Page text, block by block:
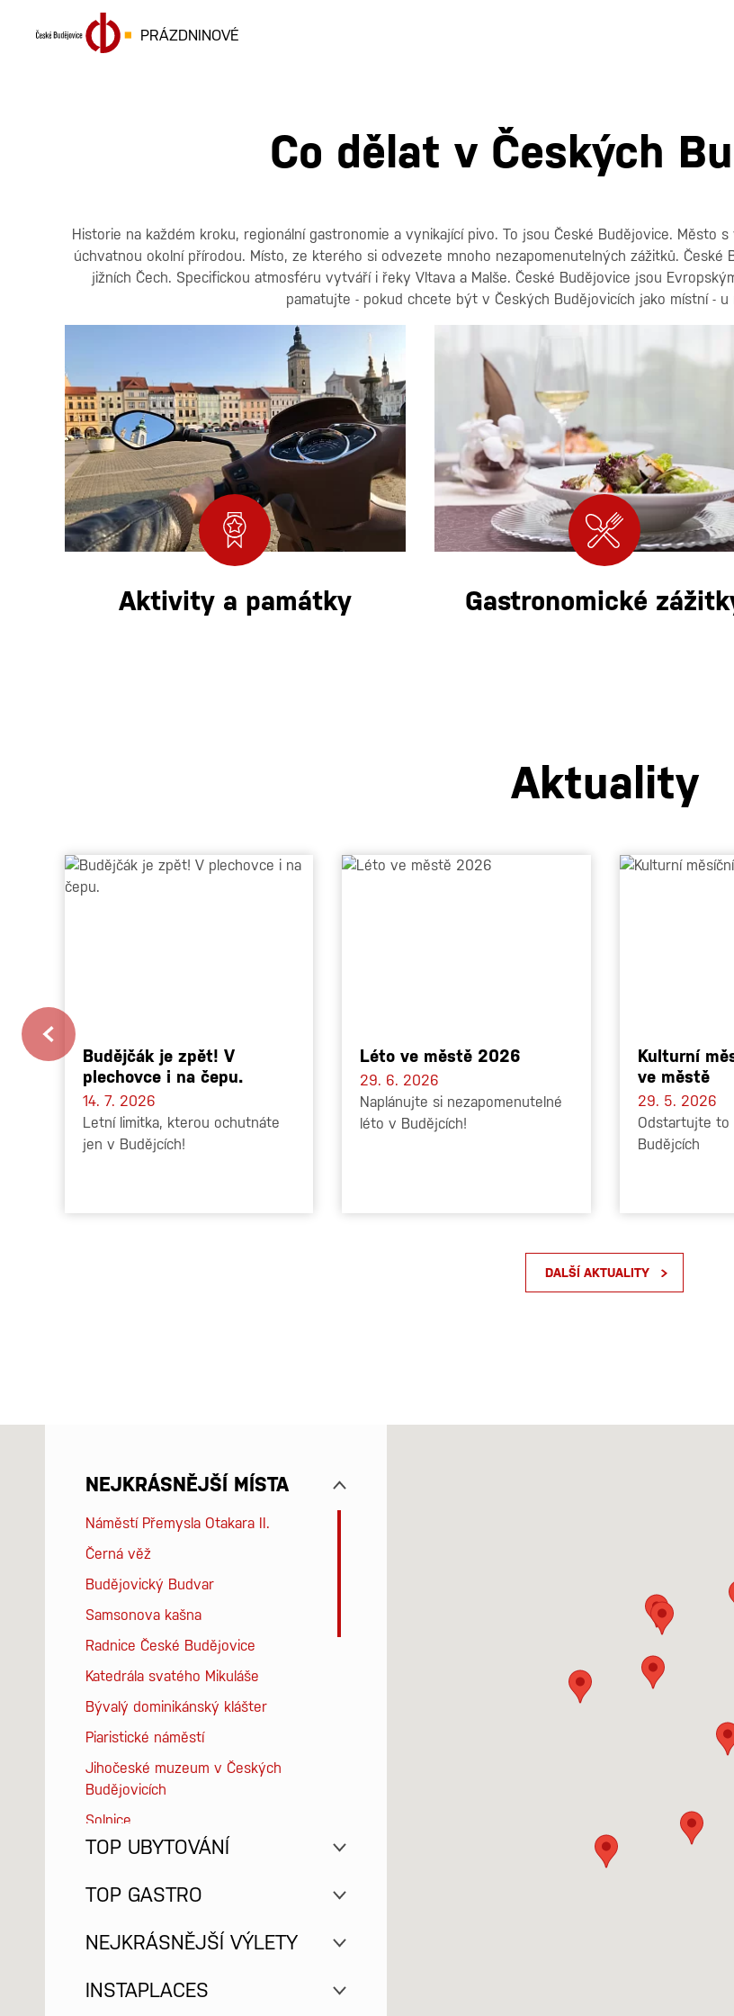
PRÁZDNINOVÉ
Co dělat v Českých
Historie na každém kroku, regionální gastronomie a vynikající pivo. To jsou České Budějovice.
úchvatnou okolní přírodou. Místo, ze kterého si odvezete mnoho nezapomenutelných zážitků.
jižních Čech. Specifickou atmosféru vytváří i řeky Vltava a Malše. České Budějovice jsou
pamatujte - pokud chcete být v Českých Budějovicích jako místní -
Aktivity a památky Gastronomické
Aktuality
Budějčák je zpět! V
plechovce i na čepu.
14. 7. 2026
Letní limitka, kterou ochutnáte
jen v Budějcích!
Léto ve městě 2026
29. 6. 2026
Naplánujte si nezapomenutelné
léto v Budějcích!
Kulturní
ve městě
29. 5. 2026
Odstartujte to
Budějcích
DALŠÍ AKTUALITY
NEJKRÁSNĚJŠÍ MÍSTA
Náměstí Přemysla Otakara II.
Černá věž
Budějovický Budvar
Samsonova kašna
Radnice České Budějovice
Katedrála svatého Mikuláše
Bývalý dominikánský klášter
Piaristické náměstí
Jihočeské muzeum v Českých
Budějovicích
Solnice
Vodárenská věž
Alšova jihočeská galerie - Wortnerův
Park Stromovka
TOP UBYTOVÁNÍ
MyApartment in the city center
Hotel Bohemia
TOP GASTRO
Brio Restaurant
Bistro Magdalene
NEJKRÁSNĚJŠÍ VÝLETY
Český Krumlov
INSTAPLACES